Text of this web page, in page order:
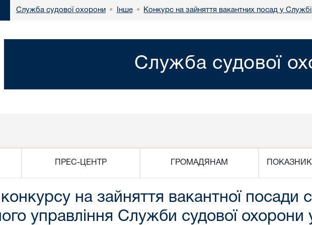
Служба судової охорони • Інше • Конкурс на зайняття вакантних посад у Службі
Служба судової
ПРЕС-ЦЕНТР ГРОМАДЯНАМ
на зайняття вакантної посади
управління Служби судової охорони